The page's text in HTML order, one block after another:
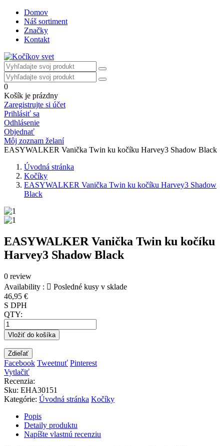
Domov
Náš sortiment
Značky
Kontakt
0
Košík je prázdny
Zaregistrujte si účet
Prihlásiť sa
Odhlásenie
Objednať
Môj zoznam želaní
EASYWALKER Vanička Twin ku kočíku Harvey3 Shadow Black
Úvodná stránka
Kočíky
EASYWALKER Vanička Twin ku kočíku Harvey3 Shadow
Black
EASYWALKER Vanička Twin ku kočíku
Harvey3 Shadow Black
0 review
Availability :  Posledné kusy v sklade
46,95 €
S DPH
QTY:
Vložiť do košíka
Zdieľať
Facebook Tweetnuť Pinterest
Vytlačiť
Recenzia:
Sku: EHA30151
Kategórie: Úvodná stránka Kočíky
Popis
Detaily produktu
Napíšte vlastnú recenziu